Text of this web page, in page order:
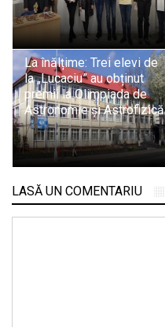
La înălțime: Trei elevi de
la „Lucaciu” au obținut
premii la Olimpiada de
Astronomie și Astrofizică
LASĂ UN COMENTARIU